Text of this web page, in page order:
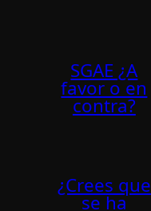
SGAE ¿A
favor o en
contra?
¿Crees que
se ha